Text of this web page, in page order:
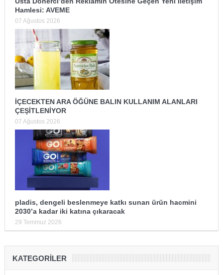
Hamlesi: AVEME
07 Ağustos 2026
İÇECEKTEN ARA ÖĞÜNE BALIN KULLANIM ALANLARI
ÇEŞİTLENİYOR
07 Ağustos 2026
pladis, dengeli beslenmeye katkı sunan ürün hacmini
2030’a kadar iki katına çıkaracak
29 Temmuz 2026
KATEGORILER